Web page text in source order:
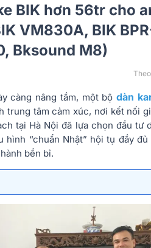
BIK hơn 56tr cho
VM830A, BIK
Bksound M8)
càng nâng tầm, một bộdàn
trung tâm cảm xúc, nơi kết nối
tại Hà Nội đã lựa chọn đầu tư
“chuẩn Nhật” hội tụ đầy
bền bỉ.